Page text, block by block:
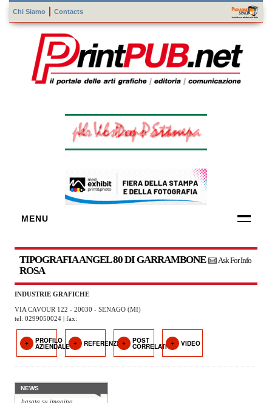
Chi Siamo Contacts
MENU
ASSOCIAZIONI
ZOOM
TEMATICI
Ask For Info
TIPOGRAFIA ANGEL 80 DI GARRAMBONE
ROSA
INDUSTRIE GRAFICHE
VIA CAVOUR 122 - 20030 - SENAGO (MI)
tel: 0299050024 | fax:
PROFILO
AZIENDALE REFERENZE POST
CORRELATI VIDEO
NEWS
Konica Minolta presenta
Specim RETEX
riferimento a livello globale
presenta Specim RETEX,
una soluzione completa
basata su imaging...